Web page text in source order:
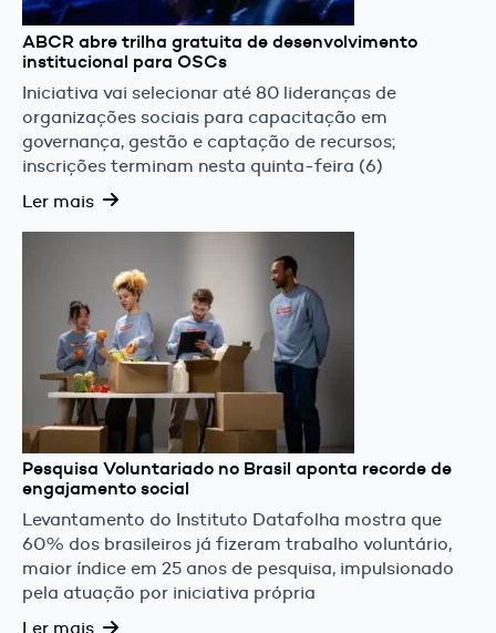
ABCR abre trilha gratuita de desenvolvimento
institucional para OSCs
Iniciativa vai selecionar até 80 lideranças de
organizações sociais para capacitação em
governança, gestão e captação de recursos;
inscrições terminam nesta quinta-feira (6)
Ler mais
Pesquisa Voluntariado no Brasil aponta recorde de
engajamento social
Levantamento do Instituto Datafolha mostra que
60% dos brasileiros já fizeram trabalho voluntário,
maior índice em 25 anos de pesquisa, impulsionado
pela atuação por iniciativa própria
Ler mais